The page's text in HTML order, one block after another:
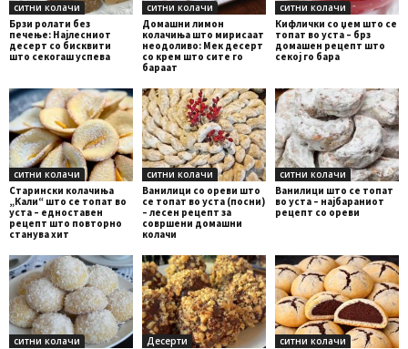
ситни колачи
Брзи ролати без
печење: Најлесниот
десерт со бисквити
што секогаш успева
ситни колачи
Домашни лимон
колачиња што мирисаат
неодоливо: Мек десерт
со крем што сите го
бараат
ситни колачи
Кифлички со џем што се
топат во уста – брз
домашен рецепт што
секој го бара
ситни колачи
Старински колачиња
„Кали“ што се топат во
уста – едноставен
рецепт што повторно
станува хит
ситни колачи
Ванилици со ореви што
се топат во уста (посни)
– лесен рецепт за
совршени домашни
колачи
ситни колачи
Ванилици што се топат
во уста – најбараниот
рецепт со ореви
ситни колачи
Десерти
ситни колачи